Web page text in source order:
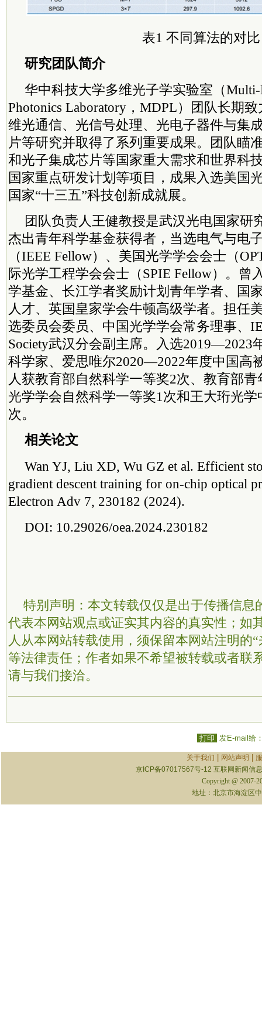
表1 不同算法的对比
研究团队简介
华中科技大学多维光子学实验室（Multi-
Photonics Laboratory，MDPL）团队长期
维光通信、光信号处理、光电子器件与集
片等研究并取得了系列重要成果。团队瞄
和光子集成芯片等国家重大需求和世界科
国家重点研发计划等项目，成果入选美国
国家“十三五”科技创新成就展。
团队负责人王健教授是武汉光电国家研
杰出青年科学基金获得者，当选电气与电
（IEEE Fellow）、美国光学学会会士（
际光学工程学会会士（SPIE Fellow）。曾
学基金、长江学者奖励计划青年学者、国
人才、英国皇家学会牛顿高级学者。担任
选委员会委员、中国光学学会常务理事、
Society武汉分会副 主席。入选2019—2023
科学家、爱思唯尔2020—2022年度中国高
人获教育部自然科学一等奖2次、教育部
光学学会自然科学一等奖1次和王大珩光
次。
相关论文
Wan YJ, Liu XD, Wu GZ et al. Efficient
gradient descent training for on-chip optical
Electron Adv 7, 230182 (2024).
DOI: 10.29026/oea.2024.230182
特别声明：本文转载仅仅是出于传播信息
代表本网站观点或证实其内容的真实性；如
人从本网站转载使用，须保留本网站注明的
等法律责任；作者如果不希望被转载或者联
请与我们接洽。
打印 发E-mail给
关于我们 网站声明
京ICP备07017567号-12 互联网新闻信
Copyright @ 2007-
地址：北京市海淀区